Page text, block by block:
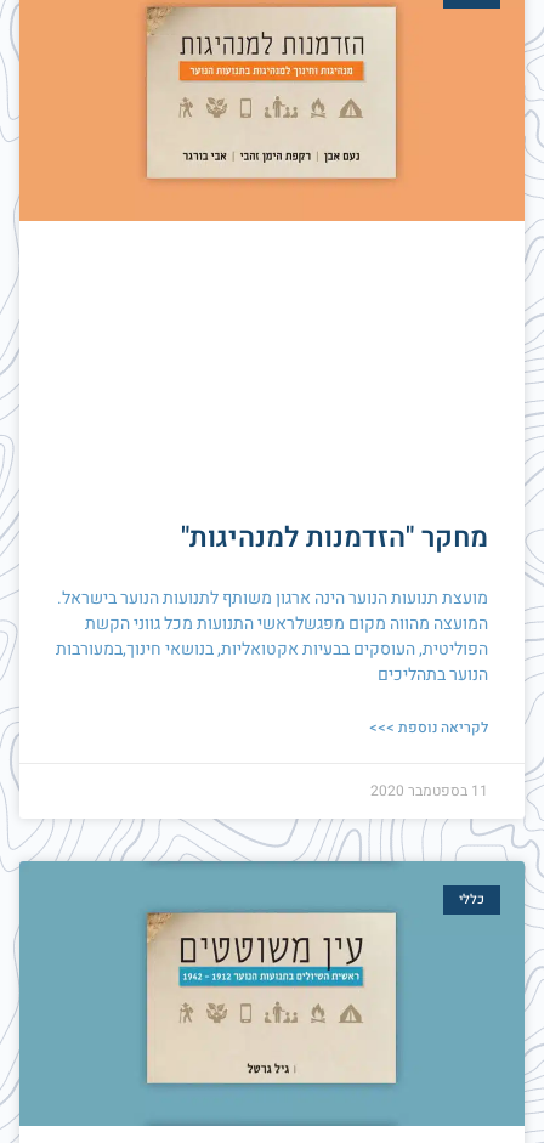
מחקר "הזדמנות למנהיגות"
מועצת תנועות הנוער הינה ארגון משותף לתנועות הנוער בישראל.
המועצה מהווה מקום מפגשלראשי התנועות מכל גווני הקשת
הפוליטית, העוסקים בבעיות אקטואליות, בנושאי חינוך,במעורבות
הנוער בתהליכים
לקריאה נוספת >>>
11 בספטמבר 2020
כללי